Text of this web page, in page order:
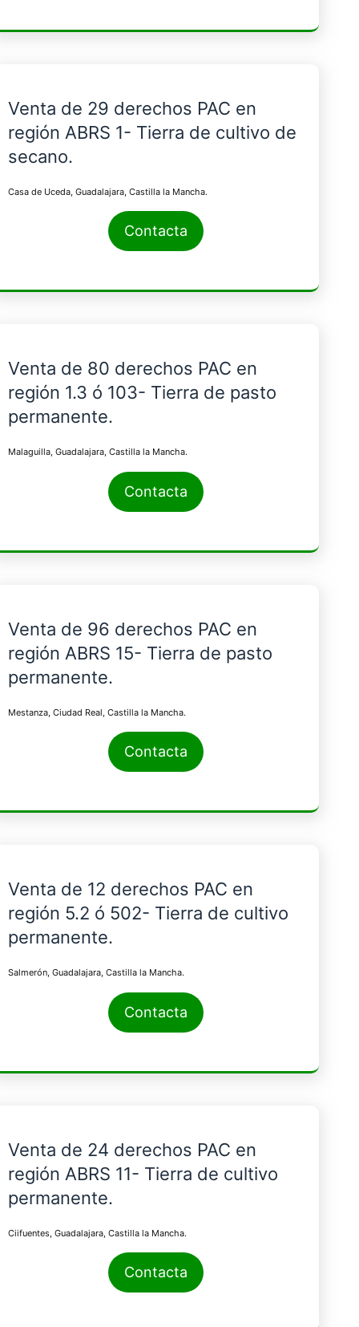
Venta de 29 derechos PAC en
región ABRS 1- Tierra de cultivo de
secano.
Casa de Uceda, Guadalajara, Castilla la Mancha.
Contacta
Venta de 80 derechos PAC en
región 1.3 ó 103- Tierra de pasto
permanente.
Malaguilla, Guadalajara, Castilla la Mancha.
Contacta
Venta de 96 derechos PAC en
región ABRS 15- Tierra de pasto
permanente.
Mestanza, Ciudad Real, Castilla la Mancha.
Contacta
Venta de 12 derechos PAC en
región 5.2 ó 502- Tierra de cultivo
permanente.
Salmerón, Guadalajara, Castilla la Mancha.
Contacta
Venta de 24 derechos PAC en
región ABRS 11- Tierra de cultivo
permanente.
Ciifuentes, Guadalajara, Castilla la Mancha.
Contacta